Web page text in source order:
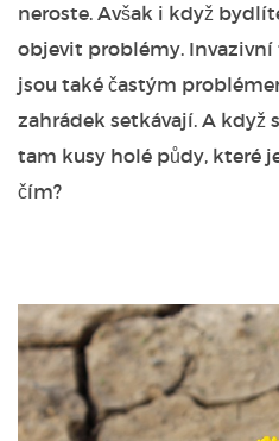
neroste. Avšak i když
objevit problémy.
jsou také častým
zahrádek setkávají. A když
tam kusy holé půdy, které
čím?